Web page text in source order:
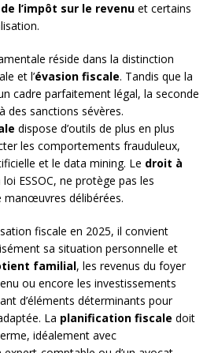
l’impôt sur le revenu et certains
réside dans la distinction
et l’évasion fiscale. Tandis que la
cadre parfaitement légal, la seconde
des sanctions sévères.
dispose d’outils de plus en plus
les comportements frauduleux,
et le data mining. Le droit à
ESSOC, ne protège pas les
manœuvres délibérées.
fiscale en 2025, il convient
sa situation personnelle et
familial, les revenus du foyer
ou encore les investissements
d’éléments déterminants pour
La planification fiscale doit
idéalement avec